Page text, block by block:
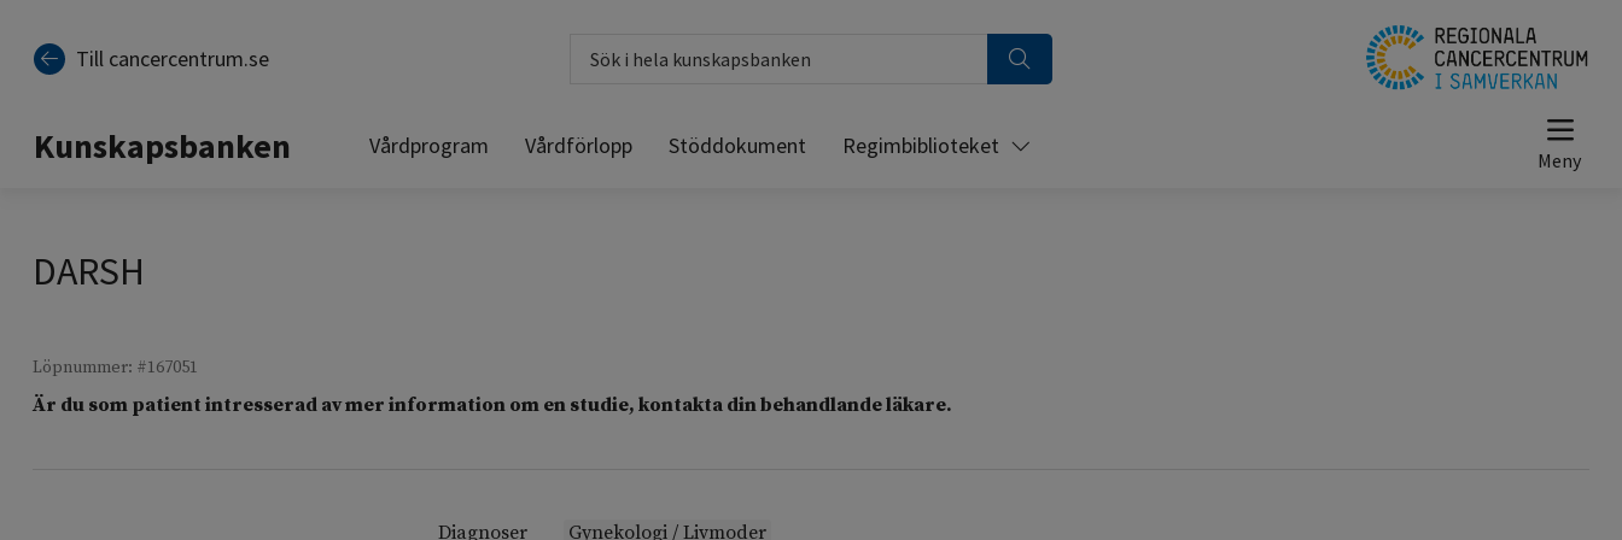
Till cancercentrum.se
Kunskapsbanken Vårdprogram Vårdförlopp Stöddokument Regimbiblioteket
DARSH
Löpnummer: #167051
Är du som patient intresserad av mer information om en studie, kontakta din behandlande läkare.
Diagnoser
Gynekologi / Livmoder